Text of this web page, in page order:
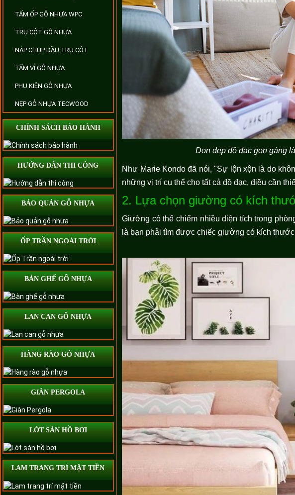
TẤM ỐP GỖ NHỰA WPC
TRỤ CỘT GỖ NHỰA
NẮP CHỤP ĐẦU TRỤ CỘT
TẤM VỈ GỖ NHỰA
PHỤ KIỆN GỖ NHỰA
NẸP GỖ NHỰA TECWOOD
CHÍNH SÁCH BẢO HÀNH
HƯỚNG DẪN THI CÔNG
BẢO QUẢN GỖ NHỰA
ỐP TRẦN NGOÀI TRỜI
BÀN GHẾ GỖ NHỰA
LAN CAN GỖ NHỰA
HÀNG RÀO GỖ NHỰA
GIÀN PERGOLA
LÓT SÀN HỒ BƠI
LAM TRANG TRÍ MẶT TIỀN
Dọn dẹp đồ đạc gọn gàng
Như Marie Kondo đã nói, "Sự lộn xộn là do
những vị trí cụ thể cho tất cả đồ đạc, điều cần
2. Lựa chọn giường có kích
Giường có thể chiếm nhiều diện tích trong
là bạn phải tìm được chiếc giường có kích